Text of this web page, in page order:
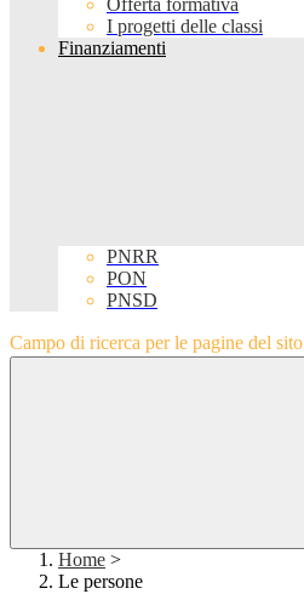
Offerta formativa
I progetti delle classi
Finanziamenti
PNRR
PON
PNSD
Campo di ricerca per le pagine del sito
Home >
Le persone